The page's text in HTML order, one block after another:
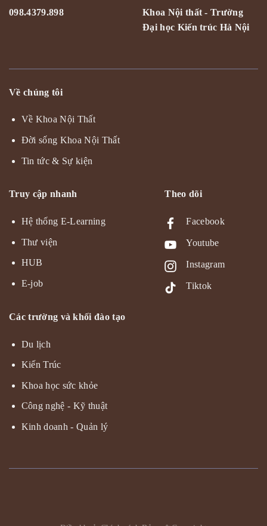
098.4379.898
Khoa Nội thất - Trường
Đại học Kiến trúc Hà Nội
Về chúng tôi
Về Khoa Nội Thất
Đời sống Khoa Nội Thất
Tin tức & Sự kiện
Truy cập nhanh
Hệ thống E-Learning
Thư viện
HUB
E-job
Theo dõi
Facebook
Youtube
Instagram
Tiktok
Các trường và khối đào tạo
Du lịch
Kiến Trúc
Khoa học sức khỏe
Công nghệ - Kỹ thuật
Kinh doanh - Quản lý